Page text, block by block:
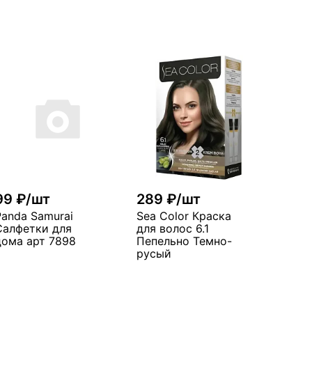
₽/шт
Samurai
для
арт 7898
289 ₽/шт
Sea Color Краска
для волос 6.1
Пепельно Темно-
русый